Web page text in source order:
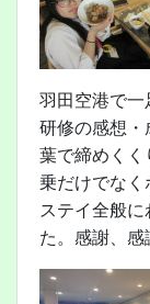
羽田空港で一
研修の感想・
葉で締めくく
乗だけでなく
ステイ全般
た。感謝、感